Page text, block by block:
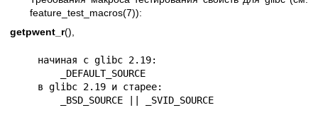
feature_test_macros(7)):
getpwent_r(),
        _BSD_SOURCE || _SVID_SOURCE